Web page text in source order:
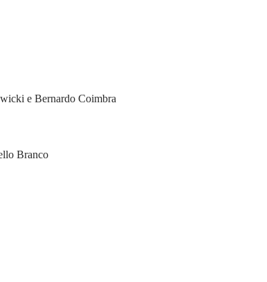
e Bernardo Coimbra
Branco